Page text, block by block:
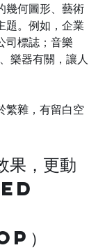
幾何圖形、藝術
題。例如，企業
司標誌；音樂
樂器有關，讓人
繁雜，有留白空
，更動
）